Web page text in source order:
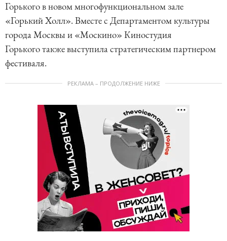
Горького в новом многофункциональном зале
«Горький Холл». Вместе с Департаментом культуры
города Москвы и «Москино» Киностудия
Горького также выступила стратегическим партнером
фестиваля.
РЕКЛАМА – ПРОДОЛЖЕНИЕ НИЖЕ